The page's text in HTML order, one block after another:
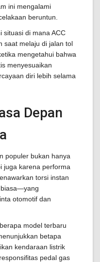
ini mengalami
beruntun.
situasi di mana ACC
saat melaju di jalan tol
mengetahui bahwa
menyesuaikan
diri lebih selama
Depan
populer bukan hanya
juga karena performa
torsi instan
biasa—yang
otomotif dan
model terbaru
betapa
kendaraan listrik
pedal gas